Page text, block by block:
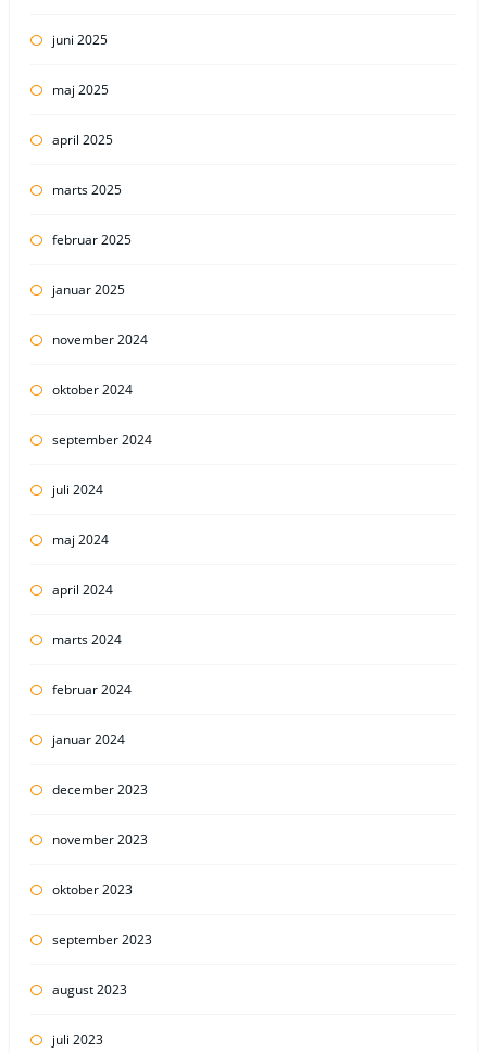
juni 2025
maj 2025
april 2025
marts 2025
februar 2025
januar 2025
november 2024
oktober 2024
september 2024
juli 2024
maj 2024
april 2024
marts 2024
februar 2024
januar 2024
december 2023
november 2023
oktober 2023
september 2023
august 2023
juli 2023